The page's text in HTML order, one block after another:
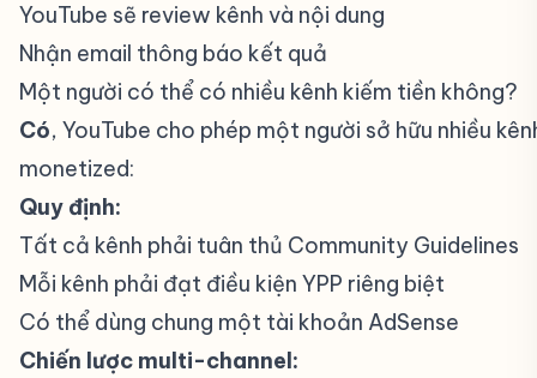
YouTube sẽ review kênh và nội dung
Nhận email thông báo kết quả
Một người có thể có nhiều kênh kiếm tiền không?
Có, YouTube cho phép một người sở hữu nhiều
monetized:
Quy định:
Tất cả kênh phải tuân thủ Community Guidelines
Mỗi kênh phải đạt điều kiện YPP riêng biệt
Có thể dùng chung một tài khoản AdSense
Chiến lược multi-channel: